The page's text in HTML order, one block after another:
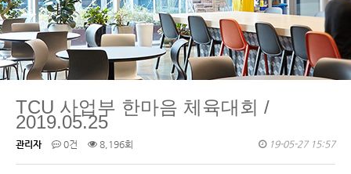
TCU 사업부 한마음 체육대회 /
2019.05.25
관리자 0건 8,196회 19-05-27 15:57